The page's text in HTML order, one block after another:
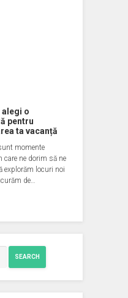
alegi o
pentru
ta vacanță
momente
care ne dorim să ne
explorăm locuri noi
de…
SEARCH